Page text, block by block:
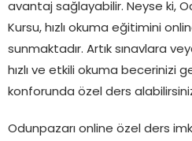
avantaj sağlayabilir. Neyse ki,
Kursu, hızlı okuma eğitimini
sunmaktadır. Artık sınavlara
hızlı ve etkili okuma becerinizi
konforunda özel ders
Odunpazarı online özel ders